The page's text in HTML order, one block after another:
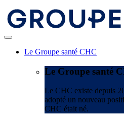
Le Groupe santé CHC
Le Groupe santé
Le CHC existe depuis
adopté un nouveau
CHC était né.